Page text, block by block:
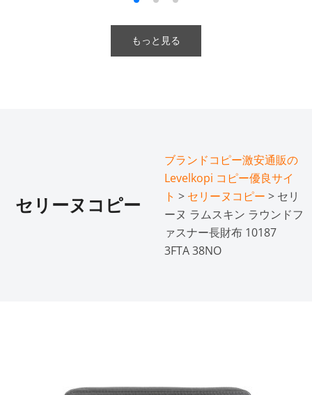
もっと見る
セリーヌコピー
ブランドコピー激安通販の
Levelkopi コピー優良サイ
ト > セリーヌコピー > セリ
ーヌ ラムスキン ラウンドフ
ァスナー長財布 10187
3FTA 38NO